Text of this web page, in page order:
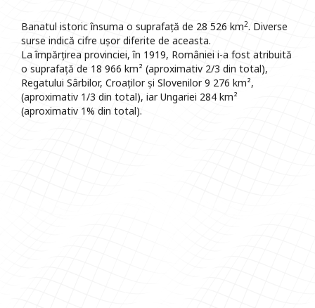
Banatul istoric însuma o suprafață de 28 526 km2. Diverse
surse indică cifre ușor diferite de aceasta.
La împărțirea provinciei, în 1919, României i-a fost atribuită
o suprafață de 18 966 km² (aproximativ 2/3 din total),
Regatului Sârbilor, Croaților și Slovenilor 9 276 km²,
(aproximativ 1/3 din total), iar Ungariei 284 km²
(aproximativ 1% din total).